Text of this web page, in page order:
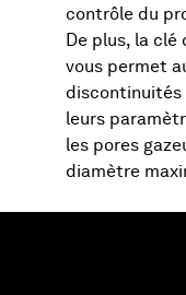
contrôle du
De plus, la clé
vous permet
discontinuités
leurs
les pores
diamètre